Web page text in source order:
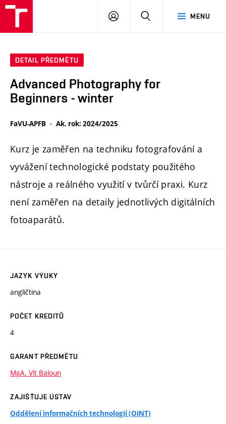
MENU
PŘIHLÁSIT
DETAIL PŘEDMĚTU
Advanced Photography for
Beginners - winter
FaVU-APFB Ak. rok: 2024/2025
Kurz je zaměřen na techniku fotografování a
vyvážení technologické podstaty použitého
nástroje a reálného využití v tvůrčí praxi. Kurz
není zaměřen na detaily jednotlivých digitálních
fotoaparátů.
JAZYK VÝUKY
angličtina
POČET KREDITŮ
4
GARANT PŘEDMĚTU
MgA. Vít Baloun
ZAJIŠŤUJE ÚSTAV
Oddělení informačních technologií (OINT)